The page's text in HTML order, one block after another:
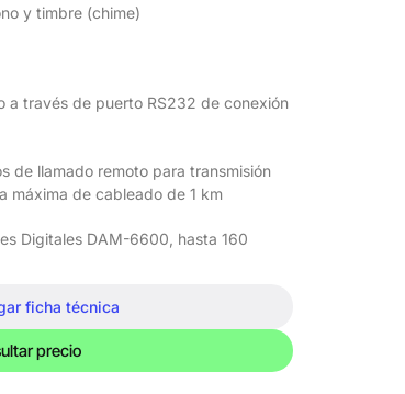
y timbre (chime)
a través de puerto RS232 de conexión
de llamado remoto para transmisión
máxima de cableado de 1 km
Digitales DAM-6600, hasta 160
ficha técnica
precio